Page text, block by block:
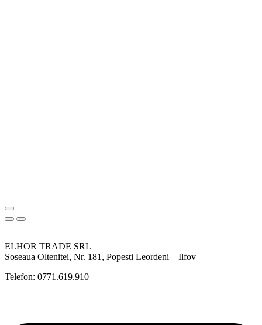
ELHOR TRADE SRL
Soseaua Oltenitei, Nr. 181, Popesti Leordeni – Ilfov
Telefon: 0771.619.910